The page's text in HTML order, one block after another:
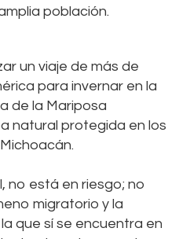
población.
un viaje de más de
para invernar en la
de la Mariposa
natural protegida en los
no está en riesgo; no
migratorio y la
que sí se encuentra en